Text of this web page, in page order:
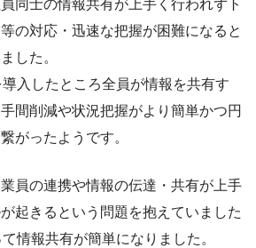
同士の情報共有が上手く行われずト
の対応・迅速な把握が困難になると
した。
入したところ全員が情報を共有す
間削減や状況把握がより簡単かつ円
がったようです。
員の連携や情報の伝達・共有が上手
起きるという問題を抱えていました
情報共有が簡単になりました。